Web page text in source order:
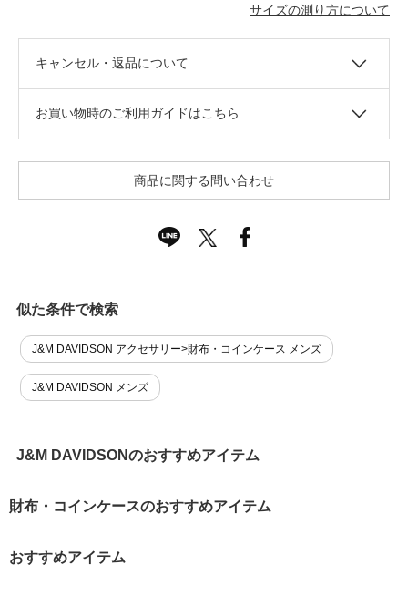
サイズの測り方について
キャンセル・返品について
お買い物時のご利用ガイドはこちら
商品に関する問い合わせ
似た条件で検索
J&M DAVIDSON アクセサリー>財布・コインケース メンズ
J&M DAVIDSON メンズ
J&M DAVIDSONのおすすめアイテム
財布・コインケースのおすすめアイテム
おすすめアイテム